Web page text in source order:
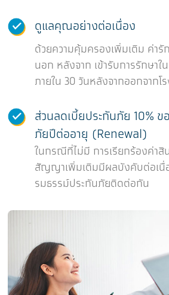
ดูแลคุณอย่างต่อเนื่อง
ด้วยความคุ้มครองเพิ่มเติม ค่ารั
นอก หลังจาก เข้ารับการรักษาใ
ภายใน 30 วันหลังจากออกจากโ
ส่วนลดเบี้ยประกันภัย 10% ข
ภัยปีต่ออายุ (Renewal)
ในกรณีที่ไม่มี การเรียกร้องค่าสิ
สัญญาเพิ่มเติมมีผลบังคับต่อเนื่อ
รมธรรม์ประกันภัยติดต่อกัน